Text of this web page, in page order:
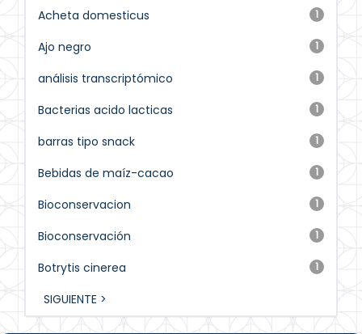
1
Acheta domesticus
1
Ajo negro
1
análisis transcriptómico
1
Bacterias acido lacticas
1
barras tipo snack
1
Bebidas de maíz-cacao
1
Bioconservacion
1
Bioconservación
1
Botrytis cinerea
SIGUIENTE >